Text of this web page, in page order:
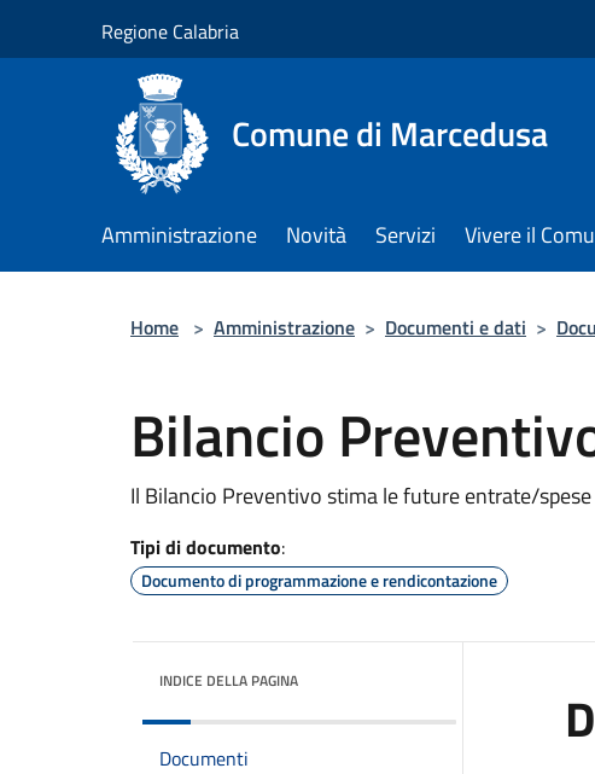
Regione Calabria
Comune di Marcedusa
Amministrazione Novità Servizi Vivere il
Home > Amministrazione > Documenti e dati >
Bilancio
Il Bilancio Preventivo stima le future entrate/
Tipi di documento:
Documento di programmazione e rendicontazione
INDICE DELLA PAGINA
Documenti